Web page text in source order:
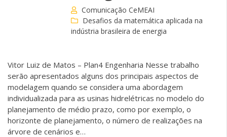
Comunicação CeMEAI
Desafios da matemática aplicada na
indústria brasileira de energia
Vitor Luiz de Matos – Plan4 Engenharia Nesse trabalho
serão apresentados alguns dos principais aspectos de
modelagem quando se considera uma abordagem
individualizada para as usinas hidrelétricas no modelo do
planejamento de médio prazo, como por exemplo, o
horizonte de planejamento, o número de realizações na
árvore de cenários e…